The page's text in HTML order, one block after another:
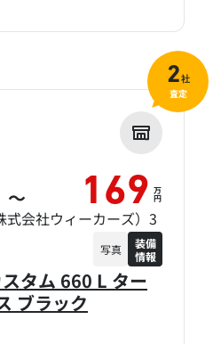
タム 660 L ター
ブラック
～ 169 万
円
式会社ウィーカーズ）3
写真
装備
情報
2社
査定